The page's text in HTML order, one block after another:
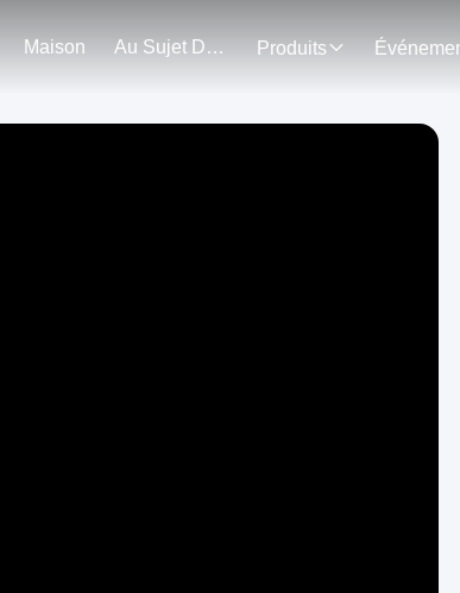
Maison Au Sujet De Nous Produits